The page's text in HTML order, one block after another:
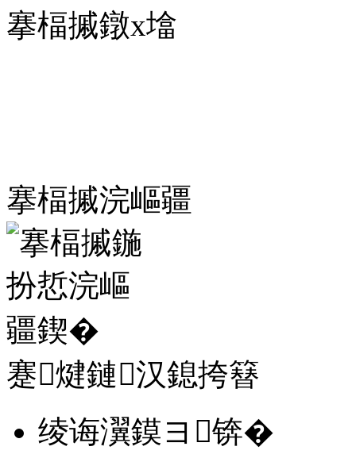
搴楅摵鐓х墖
搴楅摵浣嶇疆
蹇煡鏈汉鎴挎簮
绫诲瀷鏌ヨ锛�